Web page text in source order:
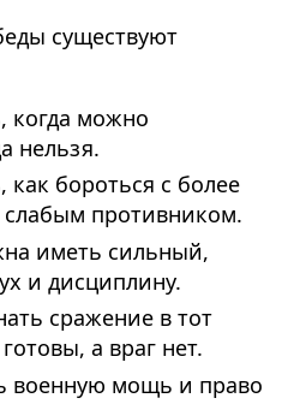
существуют
когда можно
нельзя.
бороться с более
противником.
иметь сильный,
и дисциплину.
сражение в тот
а враг нет.
военную мощь и право